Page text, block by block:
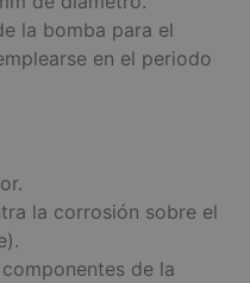
la bomba para el
en el periodo
la corrosión sobre el
de la